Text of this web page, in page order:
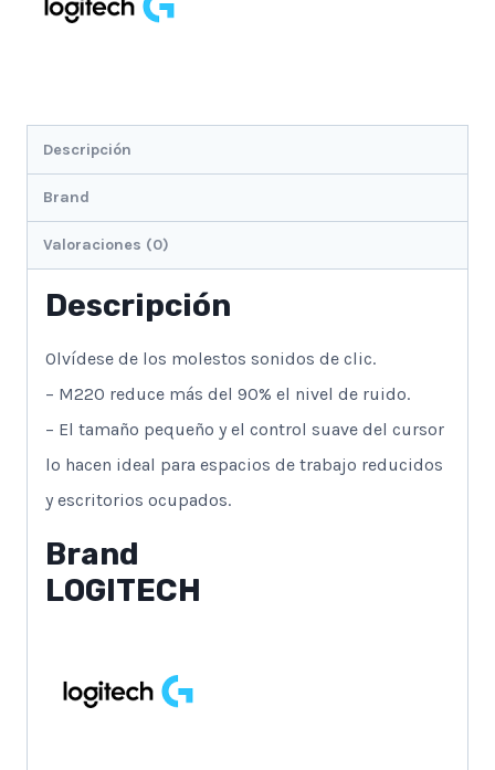
Descripción
Brand
Valoraciones (0)
Descripción
Olvídese de los molestos sonidos de clic.
– M220 reduce más del 90% el nivel de ruido.
– El tamaño pequeño y el control suave del cursor
lo hacen ideal para espacios de trabajo reducidos
y escritorios ocupados.
Brand
LOGITECH